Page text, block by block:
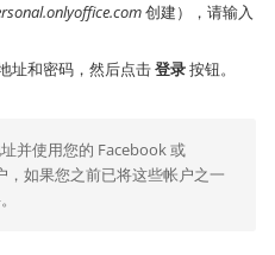
创建），请输入
址和密码，然后点击登录按钮。
并使用您的 Facebook 或
，如果您之前已将这些帐户之一